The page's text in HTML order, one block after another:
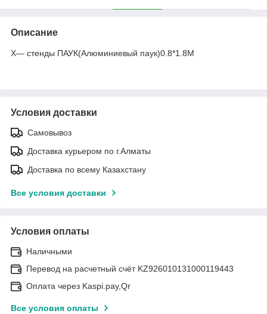
Описание
Х— стенды ПАУК(Алюминиевый паук)0.8*1.8M
Условия доставки
Самовывоз
Доставка курьером по г.Алматы
Доставка по всему Казахстану
Все условия доставки
Условия оплаты
Наличными
Перевод на расчетный счёт KZ926010131000119443
Оплата через Kaspi.pay,Qr
Все условия оплаты